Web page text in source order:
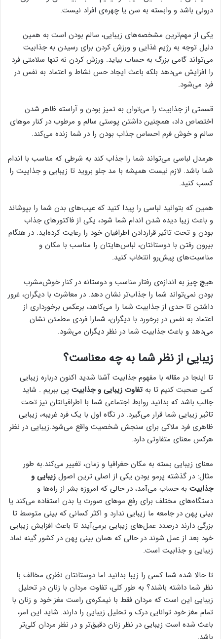
درونی باشد و وابسته به سن یا چهره‌ی افراد نیست.
یکی از مهم‌ترین مشخصه‌های زیبایی، سالم بودن است به همین
دلیل توجه به رژیم غذایی و ورزش کردن برای رسیدن به جذابیت
می‌تواند گامی بزرگ به حساب بیاید. ورزش کردن نه تنها سلامتی فرد
را افزایش می‌دهد بلکه باعث ایجاد حس نشاط و اعتماد به نفس در
فرد می‌شود.
قسمتی از جذابیت را می‌توان به تمیز بودن و آراسته ظاهر شدن
اختصاص داد، همچنین داشتن پوستی سالم و مرطوب در کنار موهای
سالم و خوش فرم احساس جذاب بودن را در شما زنده می‌کند.
هرمدل لباسی می‌تواند شما را جذاب کند به شرطی که مناسب با اندام
شما باشد. لازم نیست همیشه با مد جلو بروید تا زیبایی و جذاییت را
کسب کنید.
همین که بتوانید لباسی را پیدا کنید که عیب‌های بدن شما را بپوشاند
و باعث زیبا دیده شدن اندام شما شود، یکی از فاکتورهای جذاب
بودن و تحت تاثیر قراردادن اطرافیان خود را رعایت کرده‌اید. در هنگام
بیرون رفتن با دوستانتان، لباس‌هایتان را مناسب با مکان و
مناسبت‌های پیش‌رو انتخاب کنید.
هیچ چیز به اندازه‌ی رفتار مناسب و دوستانه در کنار خوش‌مشرب
بودن نمی‌تواند شما را جذاب‌تر نشان دهد. در معاشرت با دیگران، غرور
داشتن تا حدی از جذابیت شما را می‌کاهد، برعکس برخورداری از
اعتماد به نفس در برخورد با دیگران، شمارا فردی مطمئن نشان
می‌دهد و باعث جذابیت شما در نظر دیگران می‌شود.
زیبایی از نظر شما به چه معناست؟
تا اینجا در مقاله با مفهوم جذابیت آشنا شدید اکنون درباره زیبایی
کمی صحبت کنیم تا به تفاوت زیبایی و جذابیت پی ببریم . شاید
جالب باشد که بدانید روابط اجتماعی شما با اطرافیانتان نیز تحت
تاثیر زیبایی شما قرار می‌گیرد. در نگاه اول با یک فرد غریبه، زیبایی
ظاهری فرد ملاکی برای سنجش شخصیت واقع می‌شود.زیبایی در نظر
هرکس معنای متفاوتی دارد.
معنای زیبایی بسته به مکان حغرافیا و زمان، تغییر می‌کند.به طور
مثال: در گذشته پرمو بودن یکی از اصلی ترین اصول زیبایی و
جذابیت به حساب می‌آمد، در حالی که امروزه بشر از راه‌ها و
دستگاه‌های مختلف برای رفع موهای صورت یا بدن استفاده می‌کند یا
بینی پهن در جامعه ما زیبایی ندارد و اکثر کسانی که بینی متوسط تا
بزرگی دارند درصدد عمل‌های زیبایی برمی‌آیند تا باعث افزایش زیبایی
خود بعد از عمل شوند در حالی که همان بینی پهن در کشور گینه نماد
زیبایی و جذابیت است.
تا حالا شده شما کسی را زیبا بدانید اما دوستانتان نظری مخالف با
نظر شما داشته باشند؟ به طور کلی، تفاوت مردان با زنان در تحلیل
زیبایی این است که مردان فقط با نیمکره‌ی راست مغز خود و زنان با
تمام مغز خود توانایی درک و تحلیل زیبایی را دارند. شاید این امر،
باعث شده است زیبایی در نظر زنان دقیق‌تر و در نظر مردان کلی‌تر